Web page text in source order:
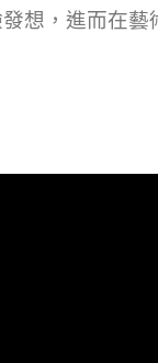
想，進而在藝